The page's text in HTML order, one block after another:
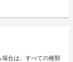
合は、すべての種類